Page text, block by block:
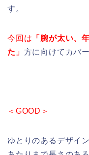
す。
今回は 「腕が太い、
た」 方に向けてカバ
＜GOOD＞
ゆとりのあるデザイ